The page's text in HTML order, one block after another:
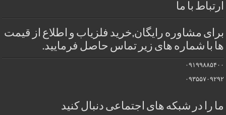
ارتباط با ما
برای مشاوره رایگان,خرید فلزیاب و اطلاع از قیمت
ها با شماره های زیر تماس حاصل فرمایید.
۰۹۱۹۹۸۸۵۴۰۰
۰۹۳۵۵۷۰۹۲۹۲
ما را در شبکه های اجتماعی دنبال کنید